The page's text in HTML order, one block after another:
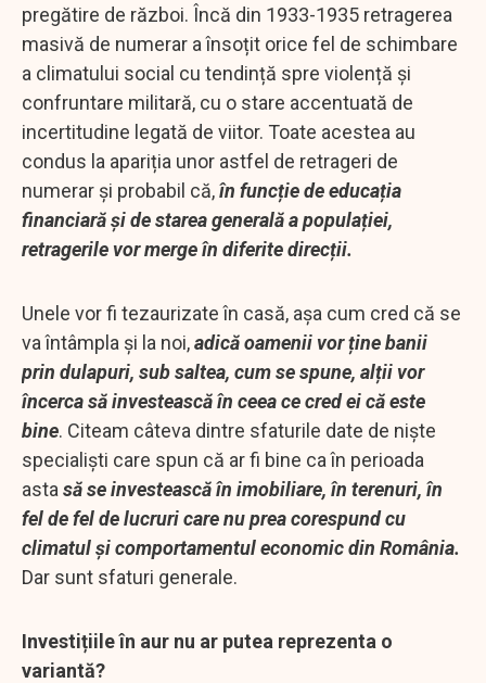
pregătire de război. Încă din 1933-1935 retragerea
masivă de numerar a însoțit orice fel de schimbare
a climatului social cu tendință spre violență și
confruntare militară, cu o stare accentuată de
incertitudine legată de viitor. Toate acestea au
condus la apariția unor astfel de retrageri de
numerar și probabil că,în funcție de educația
financiară și de starea generală a populației,
retragerile vor merge în diferite direcții.
Unele vor fi tezaurizate în casă, așa cum cred că se
va întâmpla și la noi,adică oamenii vor ține banii
prin dulapuri, sub saltea, cum se spune, alții vor
încerca să investească în ceea ce cred ei că este
bine. Citeam câteva dintre sfaturile date de niște
specialiști care spun că ar fi bine ca în perioada
asta să se investească în imobiliare, în terenuri, în
fel de fel de lucruri care nu prea corespund cu
climatul și comportamentul economic din România.
Dar sunt sfaturi generale.
Investițiile în aur nu ar putea reprezenta o
variantă?